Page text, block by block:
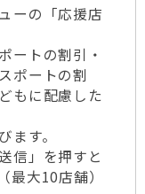
ーの「応援店
ートの割引・
ポートの割
もに配慮した
ます。
信」を押すと
最大10店舗）